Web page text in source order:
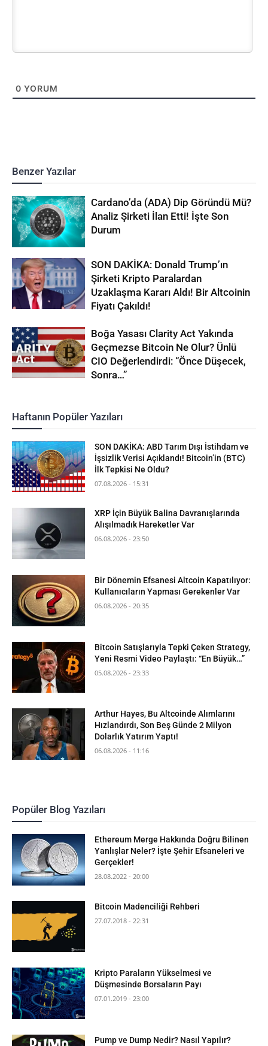
0 YORUM
Benzer Yazılar
Cardano’da (ADA) Dip Göründü Mü?
Analiz Şirketi İlan Etti! İşte Son
Durum
SON DAKİKA: Donald Trump’ın
Şirketi Kripto Paralardan
Uzaklaşma Kararı Aldı! Bir Altcoinin
Fiyatı Çakıldı!
Boğa Yasası Clarity Act Yakında
Geçmezse Bitcoin Ne Olur? Ünlü
CIO Değerlendirdi: “Önce Düşecek,
Sonra…”
Haftanın Popüler Yazıları
SON DAKİKA: ABD Tarım Dışı İstihdam ve
İşsizlik Verisi Açıklandı! Bitcoin’in (BTC)
İlk Tepkisi Ne Oldu?
07.08.2026 - 15:31
XRP İçin Büyük Balina Davranışlarında
Alışılmadık Hareketler Var
06.08.2026 - 23:50
Bir Dönemin Efsanesi Altcoin Kapatılıyor:
Kullanıcıların Yapması Gerekenler Var
06.08.2026 - 20:35
Bitcoin Satışlarıyla Tepki Çeken Strategy,
Yeni Resmi Video Paylaştı: “En Büyük…”
05.08.2026 - 23:33
Arthur Hayes, Bu Altcoinde Alımlarını
Hızlandırdı, Son Beş Günde 2 Milyon
Dolarlık Yatırım Yaptı!
06.08.2026 - 11:16
Popüler Blog Yazıları
Ethereum Merge Hakkında Doğru Bilinen
Yanlışlar Neler? İşte Şehir Efsaneleri ve
Gerçekler!
28.08.2022 - 20:00
Bitcoin Madenciliği Rehberi
27.07.2018 - 22:31
Kripto Paraların Yükselmesi ve
Düşmesinde Borsaların Payı
07.01.2019 - 23:00
Pump ve Dump Nedir? Nasıl Yapılır?